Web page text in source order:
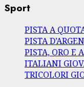
Sport
PISTA A
PISTA
PISTA, ORO E
ITALIANI
TRICOLORI